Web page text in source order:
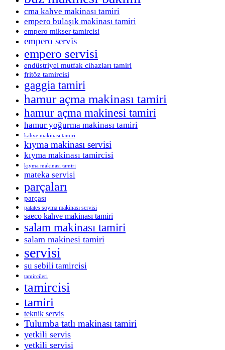
cma kahve makinası tamiri
empero bulaşık makinası tamiri
empero mikser tamircisi
empero servis
empero servisi
endüstriyel mutfak cihazları tamiri
fritöz tamircisi
gaggia tamiri
hamur açma makinası tamiri
hamur açma makinesi tamiri
hamur yoğurma makinası tamiri
kahve makinası tamiri
kıyma makinası servisi
kıyma makinası tamircisi
kıyma makinası tamiri
mateka servisi
parçaları
parçası
patates soyma makinası servisi
saeco kahve makinası tamiri
salam makinası tamiri
salam makinesi tamiri
servisi
su sebili tamircisi
tamircileri
tamircisi
tamiri
teknik servis
Tulumba tatlı makinası tamiri
yetkili servis
yetkili servisi